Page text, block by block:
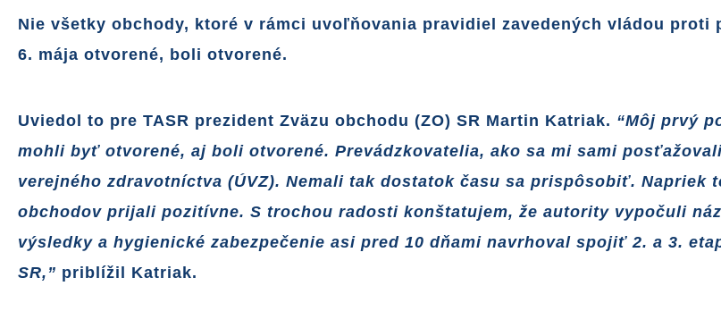
Nie všetky obchody, ktoré v rámci uvoľňovania pravidiel zavedených vládou
6. mája otvorené, boli otvorené.
Uviedol to pre TASR prezident Zväzu obchodu (ZO) SR Martin Katriak. “Môj prvý
mohli byť otvorené, aj boli otvorené. Prevádzkovatelia, ako sa mi sami
verejného zdravotníctva (ÚVZ). Nemali tak dostatok času sa prispôsobiť.
obchodov prijali pozitívne. S trochou radosti konštatujem, že autority vypočuli
výsledky a hygienické zabezpečenie asi pred 10 dňami navrhoval spojiť 2. a 3.
SR,” priblížil Katriak.